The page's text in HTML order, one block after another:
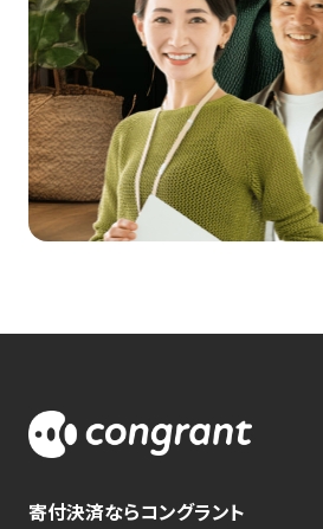
寄付決済ならコングラント